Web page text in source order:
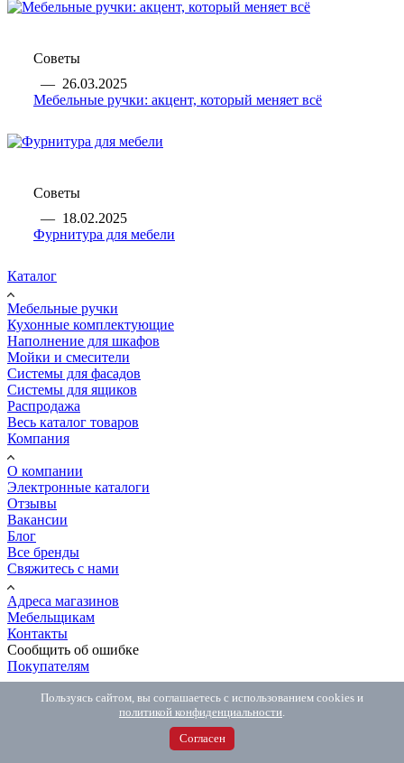
Советы
— 26.03.2025
Мебельные ручки: акцент, который меняет всё
Советы
— 18.02.2025
Фурнитура для мебели
Каталог
Мебельные ручки
Кухонные комплектующие
Наполнение для шкафов
Мойки и смесители
Системы для фасадов
Системы для ящиков
Распродажа
Весь каталог товаров
Компания
О компании
Электронные каталоги
Отзывы
Вакансии
Блог
Все бренды
Свяжитесь с нами
Адреса магазинов
Мебельщикам
Контакты
Сообщить об ошибке
Покупателям
Как сделать заказ
Доставка и оплата
Пользуясь сайтом, вы соглашаетесь с использованием cookies и
политикой конфиденциальности.
Согласен